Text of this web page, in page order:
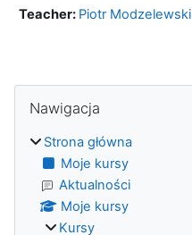
Teacher: Piotr Modzelewski
Bloki
Nawigacja
Strona główna
Moje kursy
Aktualności
Moje kursy
Kursy